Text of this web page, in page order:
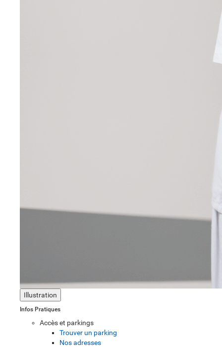
Illustration
Infos Pratiques
Accès et parkings
Trouver un parking
Nos adresses